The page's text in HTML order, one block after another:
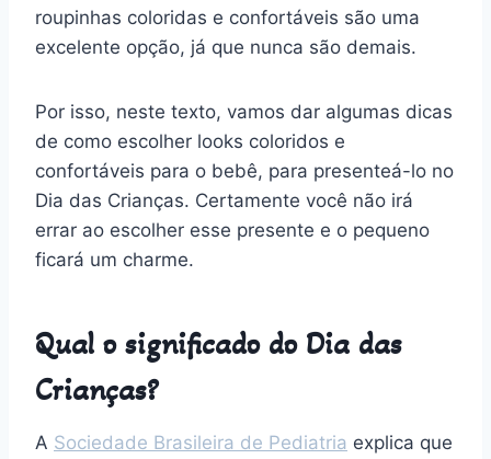
roupinhas coloridas e confortáveis são uma
excelente opção, já que nunca são demais.
Por isso, neste texto, vamos dar algumas dicas
de como escolher looks coloridos e
confortáveis para o bebê, para presenteá-lo no
Dia das Crianças. Certamente você não irá
errar ao escolher esse presente e o pequeno
ficará um charme.
Qual o significado do Dia das
Crianças?
A Sociedade Brasileira de Pediatria explica que